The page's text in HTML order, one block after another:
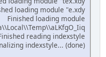
loading module "e.xdy".
Finished loading module
reading indexstyle.
indexstyle... (done)